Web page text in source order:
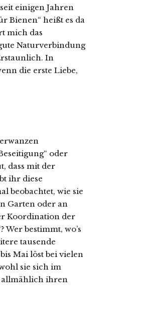
einigen Jahren
Bienen“ heißt es da
mich das
Naturverbindung
In
die erste Liebe,
oder
dass mit der
ihr diese
beobachtet, wie sie
Garten oder an
Koordination der
bestimmt, wo’s
tausende
Mai löst bei vielen
sie sich im
allmählich ihren